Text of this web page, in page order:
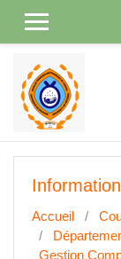
Accueil
Gestion